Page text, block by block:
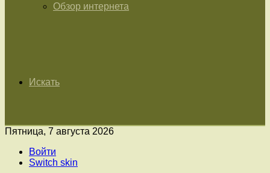
Обзор интернета
Искать
Пятница, 7 августа 2026
Войти
Switch skin